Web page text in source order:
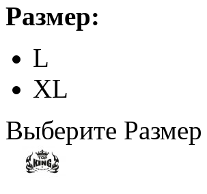
Размер:
L
XL
Выберите Размер